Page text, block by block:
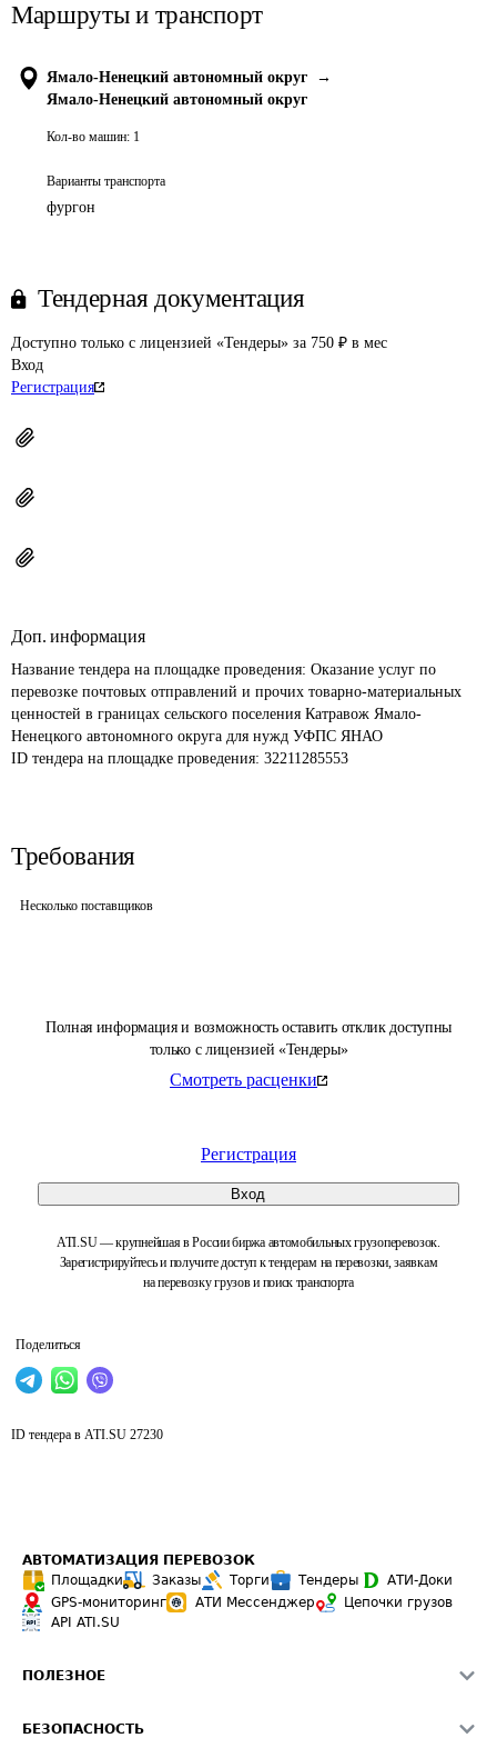
Полная информация и возможность оставить отклик доступны
только с лицензией «Тендеры»
Смотреть расценки
Регистрация
Вход
ATI.SU — крупнейшая в России биржа автомобильных грузоперевозок.
Зарегистрируйтесь и получите доступ к тендерам на перевозки, заявкам
на перевозку грузов и поиск транспорта
Поделиться
Маршруты и транспорт
Ямало-Ненецкий автономный округ
→
Ямало-Ненецкий автономный округ
Кол-во машин: 1
Варианты транспорта
фургон
Тендерная документация
Доступно только с лицензией «Тендеры» за 750 ₽ в мес
Вход
Регистрация
Доп. информация
Название тендера на площадке проведения: Оказание услуг по
перевозке почтовых отправлений и прочих товарно-материальных
ценностей в границах сельского поселения Катравож Ямало-
Ненецкого автономного округа для нужд УФПС ЯНАО
ID тендера на площадке проведения: 32211285553
Требования
Несколько поставщиков
ID тендера в ATI.SU 27230
АВТОМАТИЗАЦИЯ ПЕРЕВОЗОК
Площадки
Заказы Торги Тендеры
АТИ-Доки
GPS-мониторинг
АТИ Мессенджер
Цепочки грузов
API ATI.SU
ПОЛЕЗНОЕ
БЕЗОПАСНОСТЬ